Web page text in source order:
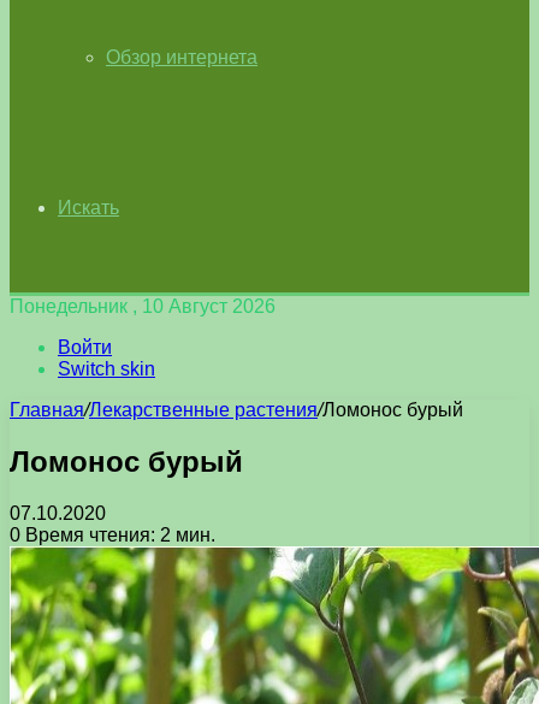
Обзор интернета
Искать
Понедельник , 10 Август 2026
Войти
Switch skin
Главная/Лекарственные растения/Ломонос бурый
Ломонос бурый
07.10.2020
0 Время чтения: 2 мин.